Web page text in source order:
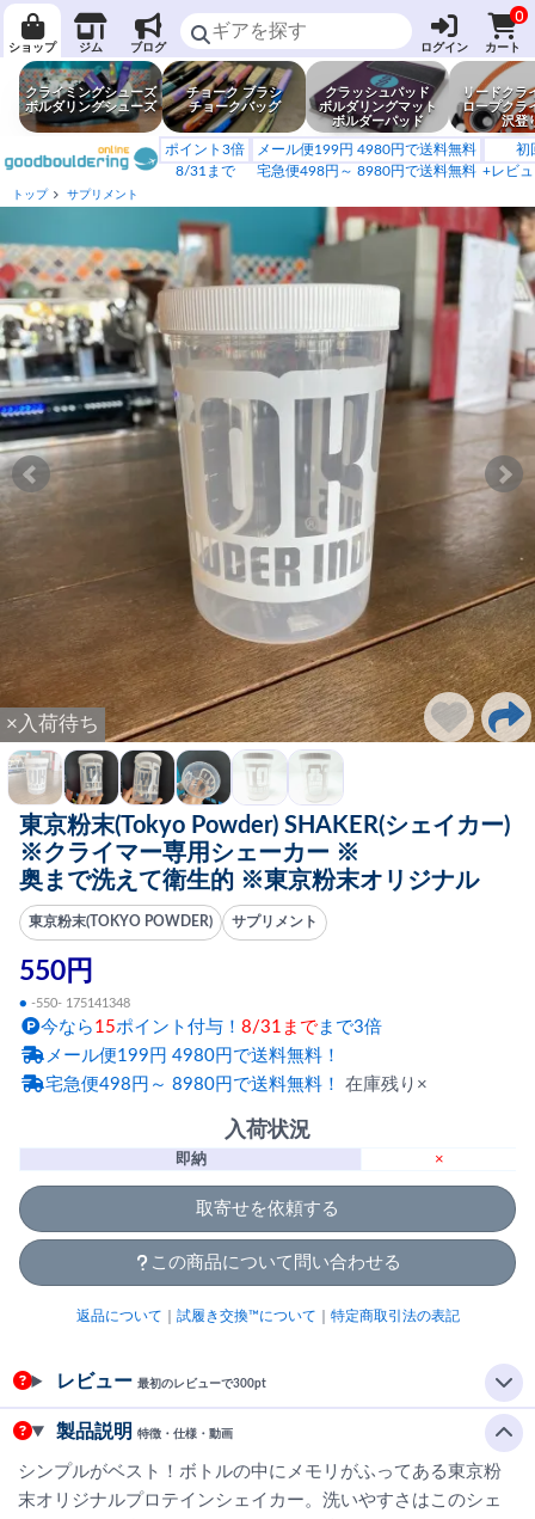
ショップ ジム ブログ ログイン
0
カート
クライミングシューズ
ボルダリングシューズ
チョーク ブラシ
チョークバッグ
クラッシュパッド
ボルダリングマット
ボルダーパッド
リードクラ
ロープクラ
沢登
ポイント3倍
8/31まで
メール便199円 4980円で送料無料
宅急便498円～ 8980円で送料無料
初
+レビ
トップ サプリメント
×入荷待ち
東京粉末(Tokyo Powder) SHAKER(シェイカー)
※クライマー専用シェーカー ※
奥まで洗えて衛生的 ※東京粉末オリジナル
東京粉末(TOKYO POWDER) サプリメント
550円
● -550- 175141348
今なら 15ポイント付与！ 8/31まで まで3倍
メール便199円 4980円で送料無料！
宅急便498円～ 8980円で送料無料！ 在庫残り×
入荷状況
即納 ×
取寄せを依頼する
この商品について問い合わせる
返品について 試履き交換™について 特定商取引法の表記
レビュー 最初のレビューで300pt
製品説明 特徴・仕様・動画
シンプルがベスト！ボトルの中にメモリがふってある東京粉
末オリジナルプロテインシェイカー。洗いやすさはこのシェ